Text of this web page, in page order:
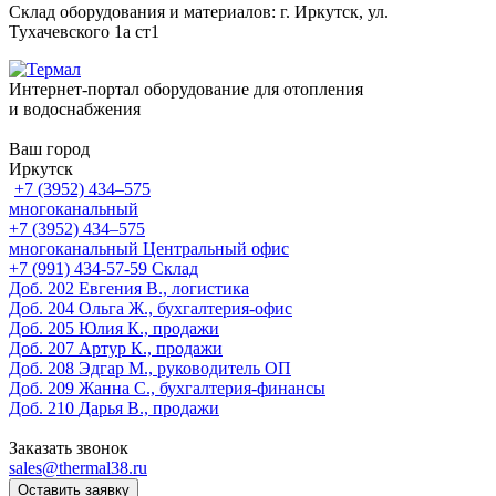
Склад оборудования и материалов: г. Иркутск, ул.
Тухачевского 1а ст1
Интернет-портал оборудование для отопления
и водоснабжения
Ваш город
Иркутск
+7 (3952) 434‒575
многоканальный
+7 (3952) 434‒575
многоканальный Центральный офис
‎+7 (991) 434-57-59 Склад
Доб. 202 Евгения В., логистика
Доб. 204 Ольга Ж., бухгалтерия-офис
Доб. 205 Юлия К., продажи
Доб. 207 Артур К., продажи
Доб. 208 Эдгар М., руководитель ОП
Доб. 209 Жанна С., бухгалтерия-финансы
Доб. 210 Дарья В., продажи
Заказать звонок
sales@thermal38.ru
Оставить заявку